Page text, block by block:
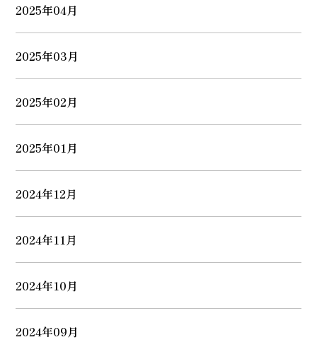
2025年04月
2025年03月
2025年02月
2025年01月
2024年12月
2024年11月
2024年10月
2024年09月